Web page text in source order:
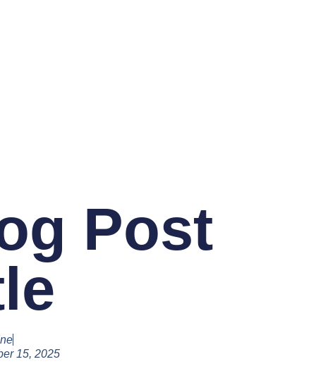
Post
15, 2025